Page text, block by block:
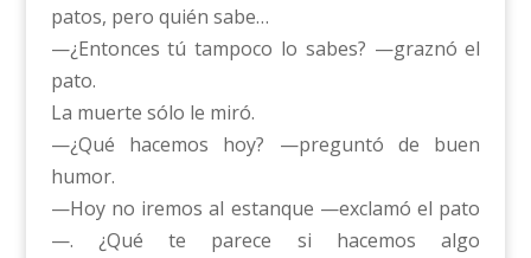
patos, pero quién sabe…
—¿Entonces tú tampoco lo sabes? —graznó el
pato.
La muerte sólo le miró.
—¿Qué hacemos hoy? —preguntó de buen
humor.
—Hoy no iremos al estanque —exclamó el pato
—. ¿Qué te parece si hacemos algo